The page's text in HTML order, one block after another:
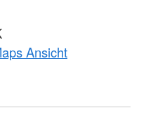
Ansicht